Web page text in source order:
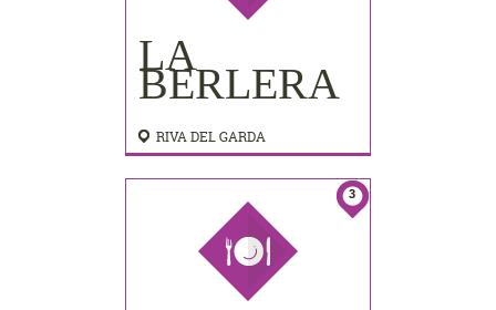
LA
BERLERA
RIVA DEL GARDA
3